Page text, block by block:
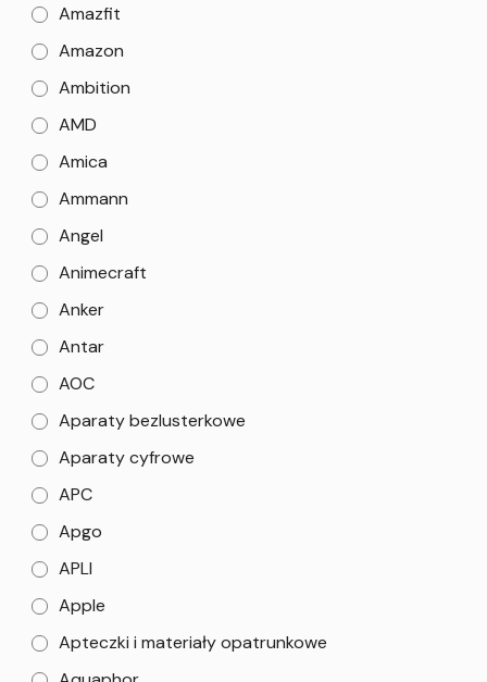
Amazfit
Amazon
Ambition
AMD
Amica
Ammann
Angel
Animecraft
Anker
Antar
AOC
Aparaty bezlusterkowe
Aparaty cyfrowe
APC
Apgo
APLI
Apple
Apteczki i materiały opatrunkowe